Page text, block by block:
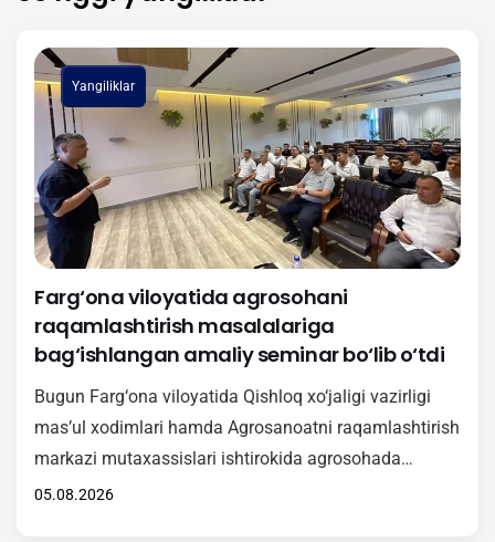
Yangiliklar
Farg‘ona viloyatida agrosohani
raqamlashtirish masalalariga
bag‘ishlangan amaliy seminar bo‘lib o‘tdi
Bugun Farg‘ona viloyatida Qishloq xo‘jaligi vazirligi
mas’ul xodimlari hamda Agrosanoatni raqamlashtirish
markazi mutaxassislari ishtirokida agrosohada
raqamli texnologiyalarni keng joriy etishga qaratilgan
05.08.2026